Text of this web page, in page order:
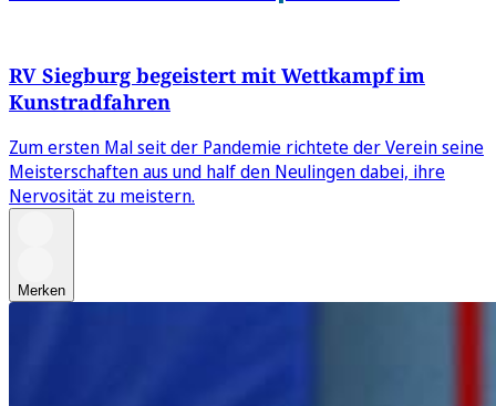
RV Siegburg begeistert mit Wettkampf im
Kunstradfahren
Zum ersten Mal seit der Pandemie richtete der Verein seine
Meisterschaften aus und half den Neulingen dabei, ihre
Nervosität zu meistern.
Merken